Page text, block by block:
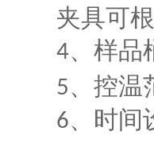
夹具可
4、样品
5、控温
6、时间